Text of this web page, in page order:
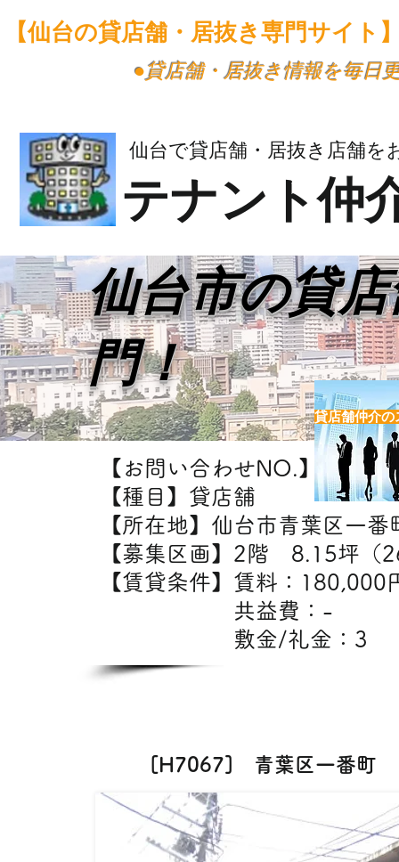
【仙台の貸店舗・居抜き専門サイト
​●貸店舗・居抜き情報を毎日
仙台で貸店舗・居抜き店舗を
テナント仲
【お問い合わせNO.】H7067
【種目】貸店舗
【所在地】仙台市青葉区一番
【募集区画】2階 8.15坪（
【賃貸条件】賃料：
共益費
敷金/礼金：3
[H7067] 青葉区一番町
仙台市の貸
門！
貸店舗仲介の